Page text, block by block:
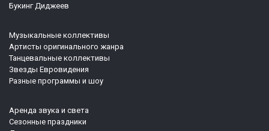
Букинг Диджеев
Музыкальные коллективы
Артисты оригинального жанра
Танцевальные коллективы
Звезды Евровидения
Разные программы и шоу
Аренда звука и света
Сезонные праздники